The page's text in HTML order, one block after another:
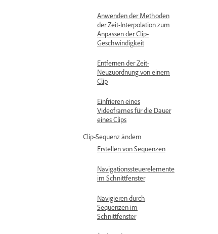
Anwenden der Methoden
der Zeit-Interpolation zum
Anpassen der Clip-
Geschwindigkeit
Entfernen der Zeit-
Neuzuordnung von einem
Clip
Einfrieren eines
Videoframes für die Dauer
eines Clips
Clip-Sequenz ändern
Erstellen von Sequenzen
Navigationssteuerelemente
im Schnittfenster
Navigieren durch
Sequenzen im
Schnittfenster